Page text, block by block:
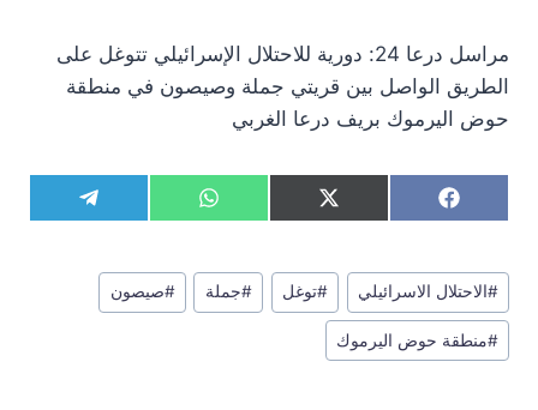
مراسل درعا 24: دورية للاحتلال الإسرائيلي تتوغل على
الطريق الواصل بين قريتي جملة وصيصون في منطقة
حوض اليرموك بريف درعا الغربي
S
h
r
e
o
n
F
a
e
b
o
o
k
S
h
r
e
o
X
(
w
i
t
e
S
h
r
e
o
W
h
t
s
A
S
h
T
e
وسوم
المقال:
#الاحتلال الاسرائيلي #توغل #جملة #صيصون
#منطقة حوض اليرموك